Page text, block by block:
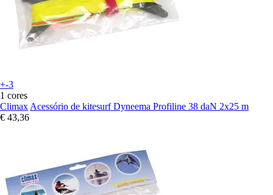
+-3
1 cores
Climax Acessório de kitesurf Dyneema Profiline 38 daN 2x25 m
€ 43,36